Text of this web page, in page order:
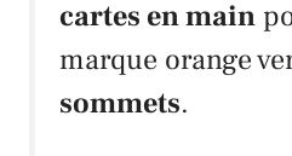
cartes en main
marque orange
sommets.